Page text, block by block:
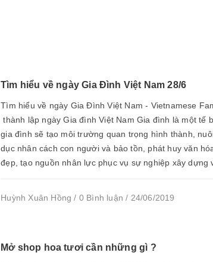
Tìm hiểu về ngày Gia Đình Việt Nam 28/6
Tìm hiểu về ngày Gia Đình Việt Nam - Vietnamese
thành lập ngày Gia đình Việt Nam Gia đình là một tế
gia đình sẽ tạo môi trường quan trọng hình thành,
dục nhân cách con người và bảo tồn, phát huy văn
đẹp, tạo nguồn nhân lực phục vụ sự nghiệp xây dựng
Huỳnh Xuân Hồng / 0 Bình luận / 24/06/2019
Mở shop hoa tươi cần những gì ?